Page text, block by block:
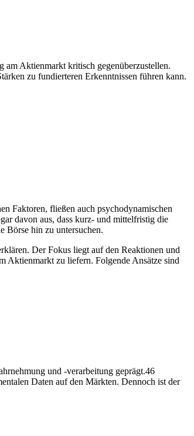
Aktienmarkt kritisch gegenüberzustellen.
zu fundierteren Erkenntnissen führen kann.
Faktoren, fließen auch psychodynamischen
davon aus, dass kurz- und mittelfristig die
Börse hin zu untersuchen.
Der Fokus liegt auf den Reaktionen und
Aktienmarkt zu liefern. Folgende Ansätze sind
und -verarbeitung geprägt.46
Daten auf den Märkten. Dennoch ist der